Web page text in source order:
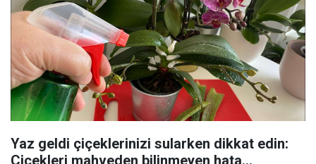
Yaz geldi çiçeklerinizi sularken dikkat edin:
Çiçekleri mahveden bilinmeyen hata...